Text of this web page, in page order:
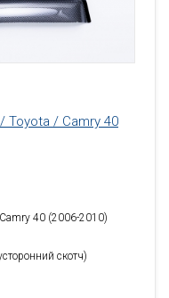
Toyota / Camry 40
40 (2006-2010)
скотч)